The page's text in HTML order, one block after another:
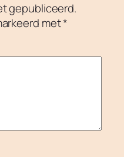
gepubliceerd.
met*